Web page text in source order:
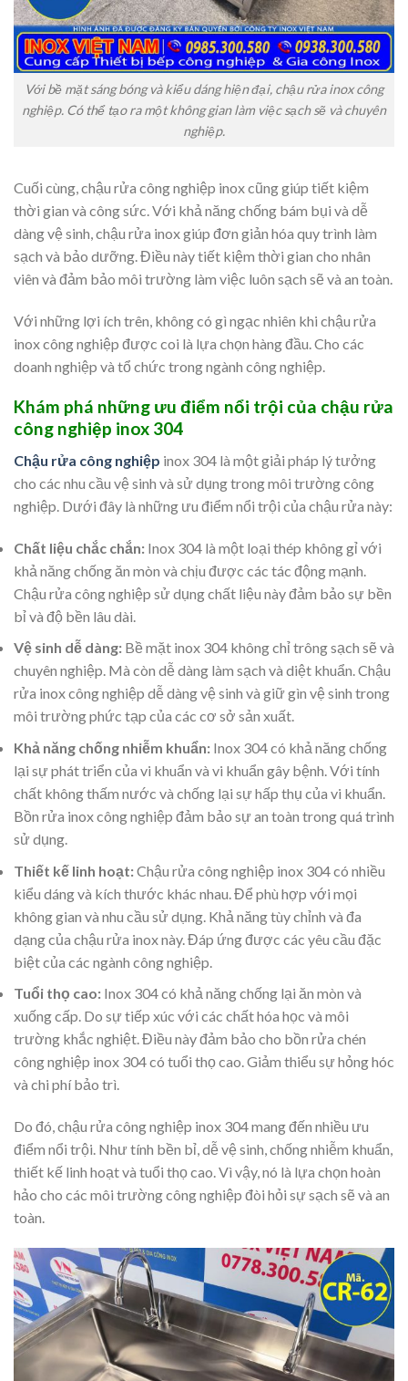
Với bề mặt sáng bóng và kiểu dáng hiện đại, chậu rửa inox công
nghiệp. Có thể tạo ra một không gian làm việc sạch sẽ và chuyên
nghiệp.
Cuối cùng, chậu rửa công nghiệp inox cũng giúp tiết kiệm
thời gian và công sức. Với khả năng chống bám bụi và dễ
dàng vệ sinh, chậu rửa inox giúp đơn giản hóa quy trình làm
sạch và bảo dưỡng. Điều này tiết kiệm thời gian cho nhân
viên và đảm bảo môi trường làm việc luôn sạch sẽ và an toàn.
Với những lợi ích trên, không có gì ngạc nhiên khi chậu rửa
inox công nghiệp được coi là lựa chọn hàng đầu. Cho các
doanh nghiệp và tổ chức trong ngành công nghiệp.
Khám phá những ưu điểm nổi trội của chậu rửa
công nghiệp inox 304
Chậu rửa công nghiệp inox 304 là một giải pháp lý tưởng
cho các nhu cầu vệ sinh và sử dụng trong môi trường công
nghiệp. Dưới đây là những ưu điểm nổi trội của chậu rửa này:
Chất liệu chắc chắn: Inox 304 là một loại thép không gỉ với
khả năng chống ăn mòn và chịu được các tác động mạnh.
Chậu rửa công nghiệp sử dụng chất liệu này đảm bảo sự bền
bỉ và độ bền lâu dài.
Vệ sinh dễ dàng: Bề mặt inox 304 không chỉ trông sạch sẽ và
chuyên nghiệp. Mà còn dễ dàng làm sạch và diệt khuẩn. Chậu
rửa inox công nghiệp dễ dàng vệ sinh và giữ gìn vệ sinh trong
môi trường phức tạp của các cơ sở sản xuất.
Khả năng chống nhiễm khuẩn: Inox 304 có khả năng chống
lại sự phát triển của vi khuẩn và vi khuẩn gây bệnh. Với tính
chất không thấm nước và chống lại sự hấp thụ của vi khuẩn.
Bồn rửa inox công nghiệp đảm bảo sự an toàn trong quá trình
sử dụng.
Thiết kế linh hoạt:Chậu rửa công nghiệp inox 304 có nhiều
kiểu dáng và kích thước khác nhau. Để phù hợp với mọi
không gian và nhu cầu sử dụng. Khả năng tùy chỉnh và đa
dạng của chậu rửa inox này. Đáp ứng được các yêu cầu đặc
biệt của các ngành công nghiệp.
Tuổi thọ cao: Inox 304 có khả năng chống lại ăn mòn và
xuống cấp. Do sự tiếp xúc với các chất hóa học và môi
trường khắc nghiệt. Điều này đảm bảo cho bồn rửa chén
công nghiệp inox 304 có tuổi thọ cao. Giảm thiểu sự hỏng hóc
và chi phí bảo trì.
Do đó, chậu rửa công nghiệp inox 304 mang đến nhiều ưu
điểm nổi trội. Như tính bền bỉ, dễ vệ sinh, chống nhiễm khuẩn,
thiết kế linh hoạt và tuổi thọ cao. Vì vậy, nó là lựa chọn hoàn
hảo cho các môi trường công nghiệp đòi hỏi sự sạch sẽ và an
toàn.